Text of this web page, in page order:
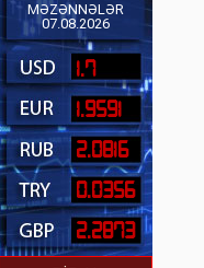
MƏZƏNNƏLƏR
07.08.2026
1.7
1.9591
2.0816
0.0356
2.2873